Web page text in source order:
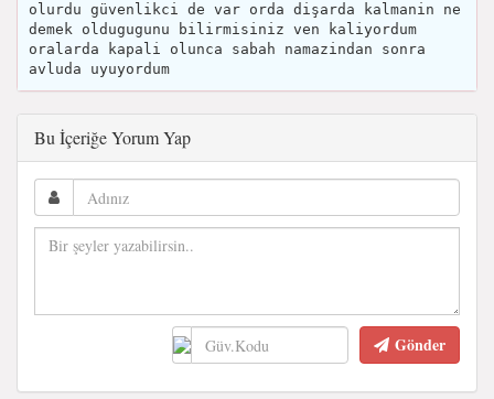
olurdu güvenlikci de var orda dişarda kalmanin ne
demek oldugugunu bilirmisiniz ven kaliyordum
oralarda kapali olunca sabah namazindan sonra
avluda uyuyordum
Bu İçeriğe Yorum Yap
Gönder